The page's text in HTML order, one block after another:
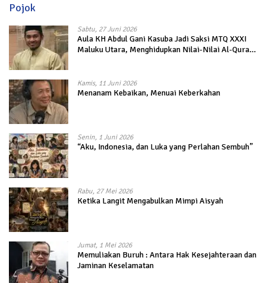
Pojok
Sabtu, 27 Juni 2026
Aula KH Abdul Gani Kasuba Jadi Saksi MTQ XXXI
Maluku Utara, Menghidupkan Nilai-Nilai Al-Quran
Kamis, 11 Juni 2026
Menanam Kebaikan, Menuai Keberkahan
Senin, 1 Juni 2026
“Aku, Indonesia, dan Luka yang Perlahan Sembuh”
Rabu, 27 Mei 2026
Ketika Langit Mengabulkan Mimpi Aisyah
Jumat, 1 Mei 2026
Memuliakan Buruh : Antara Hak Kesejahteraan dan
Jaminan Keselamatan